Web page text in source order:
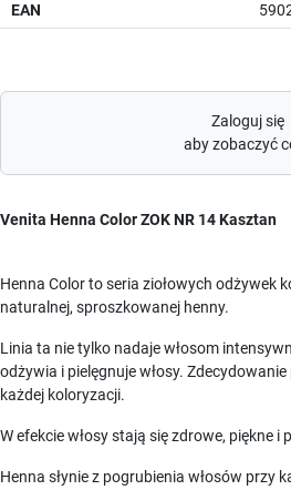
EAN
Zaloguj się
aby zobaczyć
Venita Henna Color ZOK NR 14 Kasztan
Henna Color to seria ziołowych odżywek
naturalnej, sproszkowanej henny.
Linia ta nie tylko nadaje włosom
odżywia i pielęgnuje włosy.
każdej koloryzacji.
W efekcie włosy stają się zdrowe, piękne i
Henna słynie z pogrubienia włosów przy